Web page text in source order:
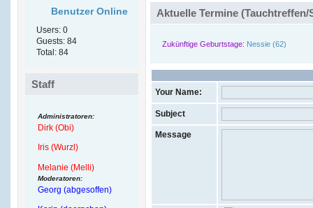
Benutzer Online
Users: 0
Guests: 84
Total: 84
Staff
Administratoren:
Dirk (Obi)
Iris (Wurzl)
Melanie (Melli)
Moderatoren:
Georg (abgesoffen)
Aktuelle Termine
Zukünftige Geburtstage: Nessie (62)
Your Name:
Subject
Message